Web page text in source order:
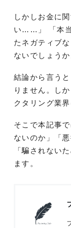
しかしお金に
い……」 「本
たネガティブ
ないでしょうか
結論から言う
りません。し
クタリング業
そこで本記事
ないのか」「
「騙されない
ます。